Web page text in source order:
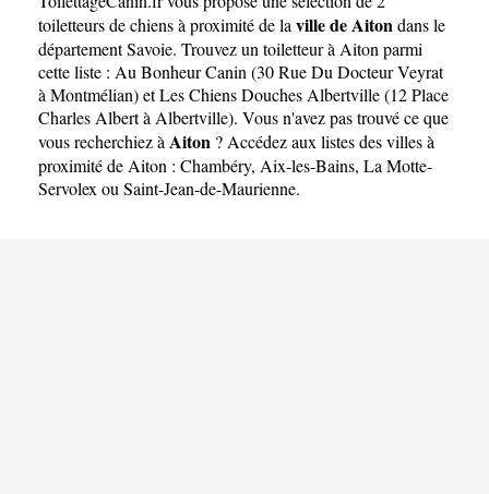
toiletteurs de chiens à proximité de la ville de Aitondans le
départementSavoie. Trouvez un toiletteur à Aiton parmi
cette liste : Au Bonheur Canin (30 Rue Du Docteur Veyrat
à Montmélian)etLes Chiens Douches Albertville (12 Place
Charles Albert à Albertville). Vous n'avez pas trouvé ce que
vous recherchiez à Aiton ? Accédez aux listes des villes à
proximité de Aiton : Chambéry, Aix-les-Bains, La Motte-
Servolex ou Saint-Jean-de-Maurienne.